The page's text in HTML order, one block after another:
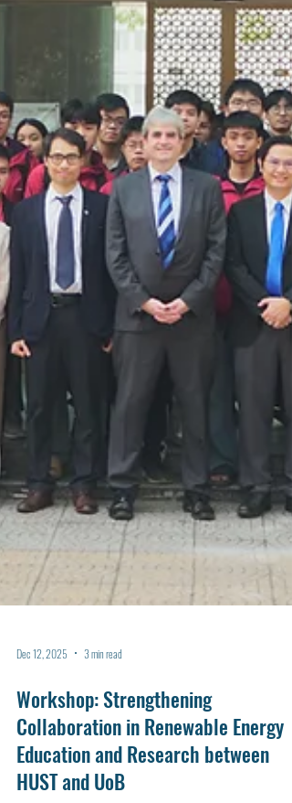
Dec 12, 2025 3 min read
Workshop: Strengthening
Collaboration in Renewable Energy